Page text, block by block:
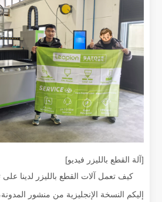
ما هو القطع بالليزر؟ علم الشريحة
ما هو القطع بالليزر؟ علم الشريحة في
[آلة القطع بالليزر فيديو]
كيف تعمل آلات القطع بالليزر لدينا
إليكم النسخة الإنجليزية من منشور